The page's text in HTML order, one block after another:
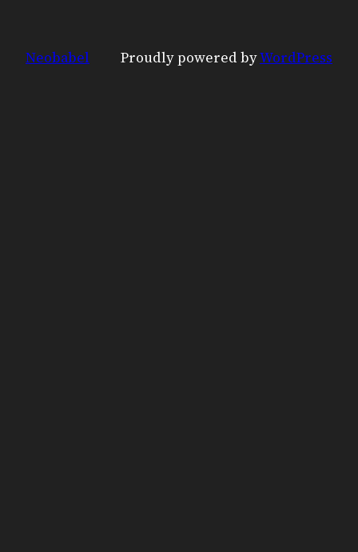
Neobabel Proudly powered byWordPress